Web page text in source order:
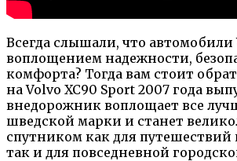
Всегда слышали, что автомобили
воплощением надежности,
комфорта? Тогда вам стоит
на Volvo XC90 Sport 2007 года
внедорожник воплощает все
шведской марки и станет
спутником как для путешествий
так и для повседневной